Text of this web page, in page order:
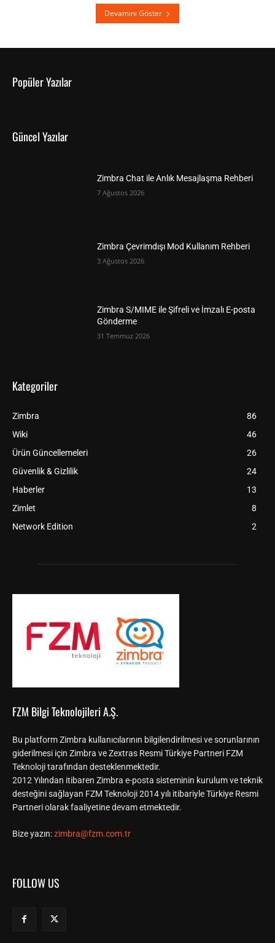
Devamını Göster
Popüler Yazılar
Güncel Yazılar
Zimbra Chat ile Anlık Mesajlaşma Rehberi
7 Ağustos 2026
Zimbra Çevrimdışı Mod Kullanım Rehberi
3 Ağustos 2026
Zimbra S/MIME ile Şifreli ve İmzalı E-posta
Gönderme
31 Temmuz 2026
Kategoriler
Zimbra
86
Wiki
46
Ürün Güncellemeleri
26
Güvenlik & Gizlilik
24
Haberler
13
Zimlet
8
Network Edition
2
FZM Bilgi Teknolojileri A.Ş.
Bu platform Zimbra kullanıcılarının bilgilendirilmesi ve sorunlarının
giderilmesi için Zimbra ve Zextras Resmi Türkiye Partneri FZM
Teknoloji tarafından desteklenmektedir.
2012 Yılından itibaren Zimbra e-posta sisteminin kurulum ve teknik
desteğini sağlayan FZM Teknoloji 2014 yılı itibariyle Türkiye Resmi
Partneri olarak faaliyetine devam etmektedir.
Bize yazın:zimbra@fzm.com.tr
FOLLOW US